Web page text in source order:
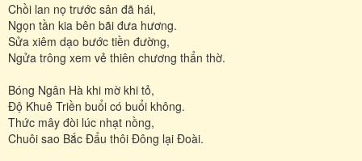
Chồi lan nọ trước sân đã hái,
Ngọn tần kia bên bãi đưa hương.
Sửa xiêm dạo bước tiền đường,
Ngửa trông xem vẻ thiên chương thẩn thờ.
Bóng Ngân Hà khi mờ khi tỏ,
Độ Khuê Triền buổi có buổi không.
Thức mây đòi lúc nhạt nồng,
Chuôi sao Bắc Đẩu thôi Đông lại Đoài.